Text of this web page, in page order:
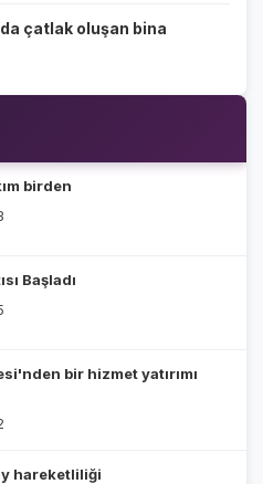
çatlak oluşan bina
birden
Başladı
bir hizmet yatırımı
hareketliliği